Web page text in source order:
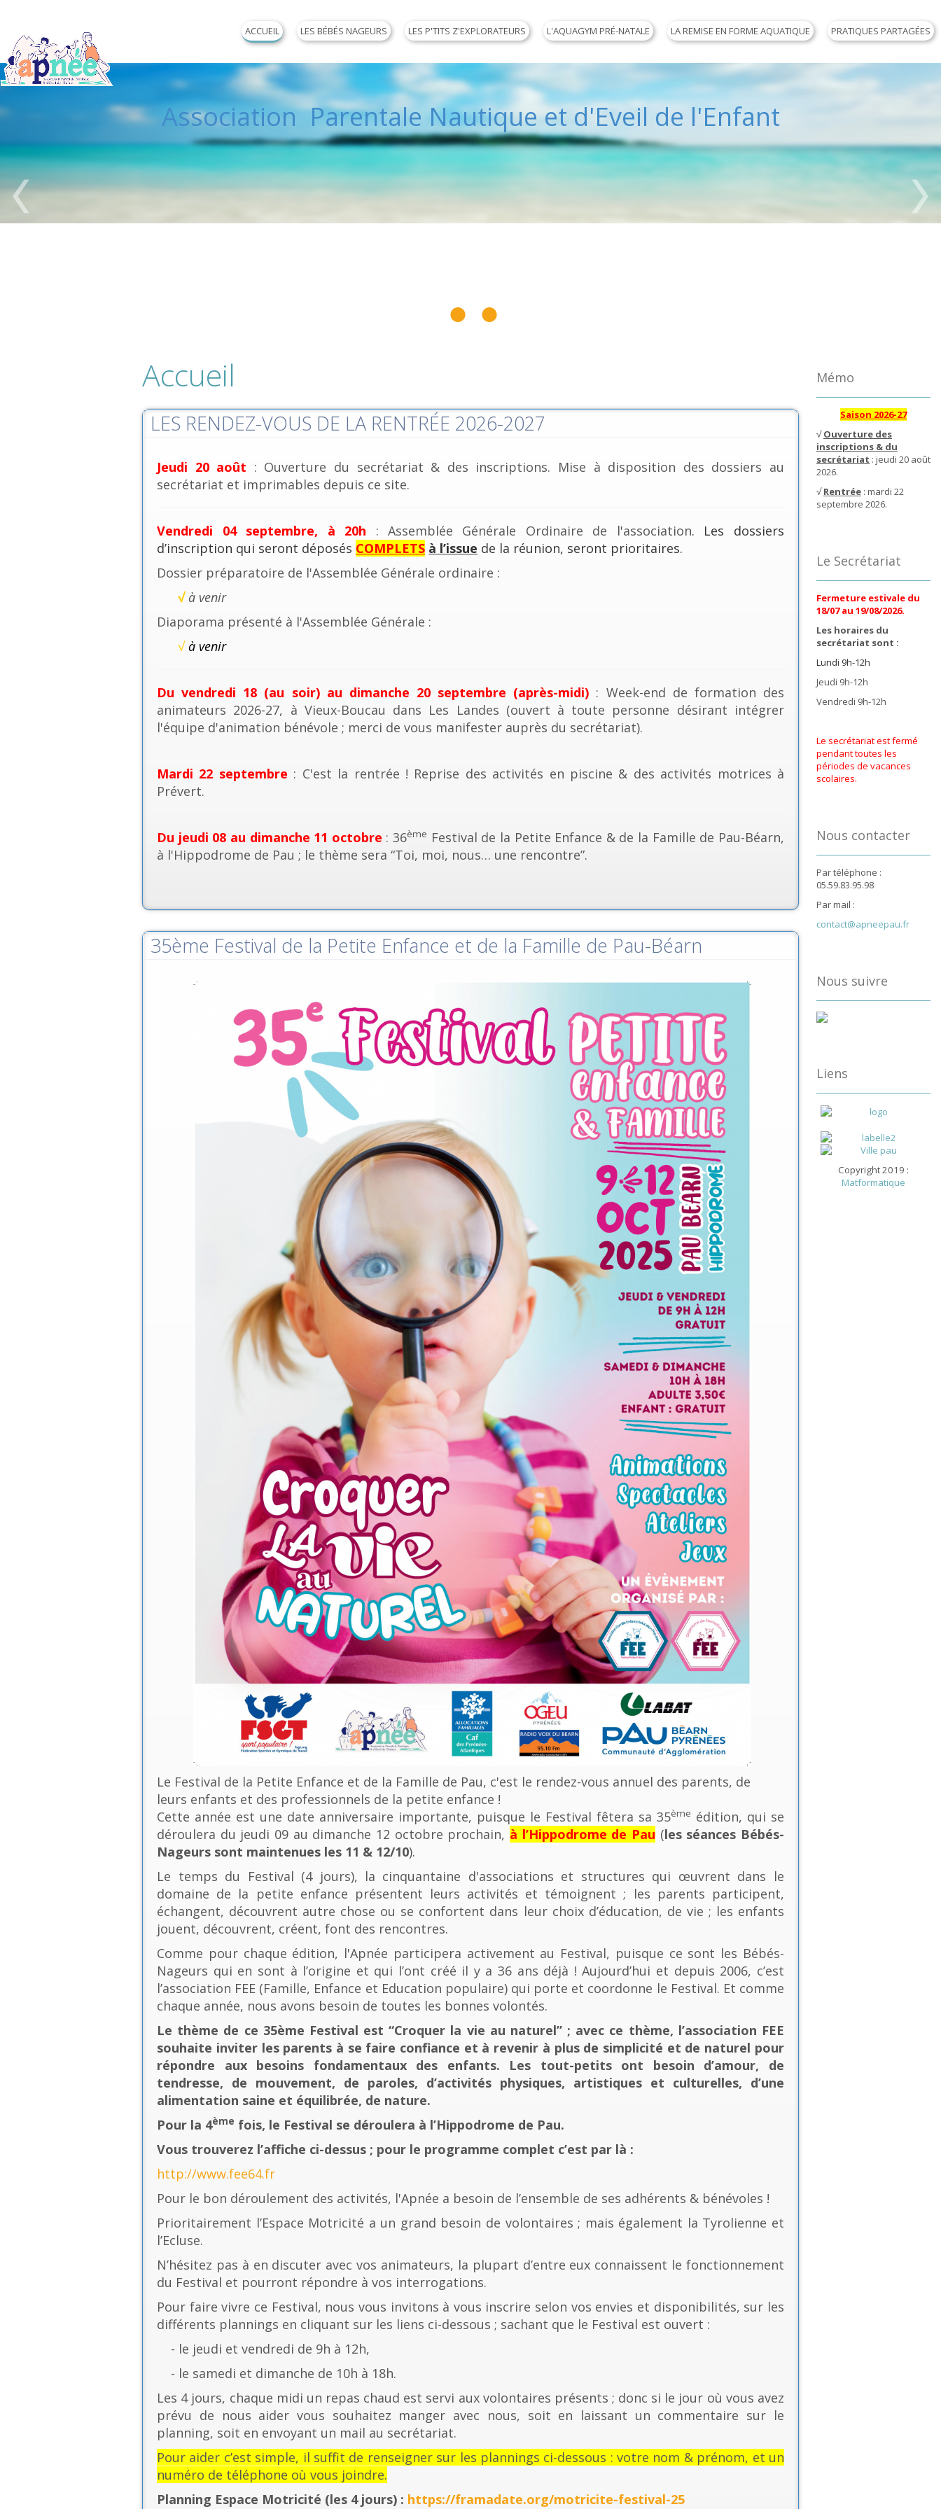
ACCUEIL LES BÉBÉS NAGEURS LES P'TITS Z'EXPLORATEURS L'AQUAGYM PRÉ-NATALE LA REMISE EN FORME AQUATIQUE PRATIQUES PARTAGÉES
Association Parentale Nautique et d'Eveil de l'Enfant
Accueil
LES RENDEZ-VOUS DE LA RENTRÉE 2026-2027
Jeudi 20 août : Ouverture du secrétariat & des inscriptions. Mise à disposition des dossiers au
secrétariat et imprimables depuis ce site.
Vendredi 04 septembre, à 20h : Assemblée Générale Ordinaire de l'association. Les dossiers
d’inscription qui seront déposés COMPLETS à l’issue de la réunion, seront prioritaires.
Dossier préparatoire de l'Assemblée Générale ordinaire :
√ à venir
Diaporama présenté à l'Assemblée Générale :
√à venir
Du vendredi 18 (au soir) au dimanche 20 septembre (après-midi) : Week-end de formation des
animateurs 2026-27, à Vieux-Boucau dans Les Landes (ouvert à toute personne désirant intégrer
l'équipe d'animation bénévole ; merci de vous manifester auprès du secrétariat).
Mardi 22 septembre : C'est la rentrée ! Reprise des activités en piscine & des activités motrices à
Prévert.
Du jeudi 08 au dimanche 11 octobre : 36ème Festival de la Petite Enfance & de la Famille de Pau-Béarn,
à l'Hippodrome de Pau ; le thème sera “Toi, moi, nous… une rencontre”.
35ème Festival de la Petite Enfance et de la Famille de Pau-Béarn
Le Festival de la Petite Enfance et de la Famille de Pau, c'est le rendez-vous annuel des parents, de
leurs enfants et des professionnels de la petite enfance !
Cette année est une date anniversaire importante, puisque le Festival fêtera sa 35ème édition, qui se
déroulera du jeudi 09 au dimanche 12 octobre prochain, à l’Hippodrome de Pau (les séances Bébés-
Nageurs sont maintenues les 11 & 12/10).
Le temps du Festival (4 jours), la cinquantaine d'associations et structures qui œuvrent dans le
domaine de la petite enfance présentent leurs activités et témoignent ; les parents participent,
échangent, découvrent autre chose ou se confortent dans leur choix d’éducation, de vie ; les enfants
jouent, découvrent, créent, font des rencontres.
Comme pour chaque édition, l'Apnée participera activement au Festival, puisque ce sont les Bébés-
Nageurs qui en sont à l’origine et qui l’ont créé il y a 36 ans déjà ! Aujourd’hui et depuis 2006, c’est
l’association FEE (Famille, Enfance et Education populaire) qui porte et coordonne le Festival. Et comme
chaque année, nous avons besoin de toutes les bonnes volontés.
Le thème de ce 35ème Festival est “Croquer la vie au naturel” ; avec ce thème, l’association FEE
souhaite inviter les parents à se faire confiance et à revenir à plus de simplicité et de naturel pour
répondre aux besoins fondamentaux des enfants. Les tout-petits ont besoin d’amour, de
tendresse, de mouvement, de paroles, d’activités physiques, artistiques et culturelles, d’une
alimentation saine et équilibrée, de nature.
Pour la 4ème fois, le Festival se déroulera à l’Hippodrome de Pau.
Vous trouverez l’affiche ci-dessus ; pour le programme complet c’est par là :
http://www.fee64.fr
Pour le bon déroulement des activités, l'Apnée a besoin de l’ensemble de ses adhérents & bénévoles !
Prioritairement l’Espace Motricité a un grand besoin de volontaires ; mais également la Tyrolienne et
l’Ecluse.
N’hésitez pas à en discuter avec vos animateurs, la plupart d’entre eux connaissent le fonctionnement
du Festival et pourront répondre à vos interrogations.
Pour faire vivre ce Festival, nous vous invitons à vous inscrire selon vos envies et disponibilités, sur les
différents plannings en cliquant sur les liens ci-dessous ; sachant que le Festival est ouvert :
- le jeudi et vendredi de 9h à 12h,
- le samedi et dimanche de 10h à 18h.
Les 4 jours, chaque midi un repas chaud est servi aux volontaires présents ; donc si le jour où vous avez
prévu de nous aider vous souhaitez manger avec nous, soit en laissant un commentaire sur le
planning, soit en envoyant un mail au secrétariat.
Pour aider c’est simple, il suffit de renseigner sur les plannings ci-dessous : votre nom & prénom, et un
numéro de téléphone où vous joindre.
Planning Espace Motricité (les 4 jours) : https://framadate.org/motricite-festival-25
Mémo
Saison 2026-27
√Ouverture des
inscriptions & du
secrétariat : jeudi 20 août
2026.
√Rentrée: mardi 22
septembre 2026.
Le Secrétariat
Fermeture estivale du
18/07 au 19/08/2026.
Les horaires du
secrétariat sont :
Lundi 9h-12h
Jeudi 9h-12h
Vendredi 9h-12h
Le secrétariat est fermé
pendant toutes les
périodes de vacances
scolaires.
Nous contacter
Par téléphone :
05.59.83.95.98
Par mail :
contact@apneepau.fr
Nous suivre
Liens
Copyright 2019 :
Matformatique